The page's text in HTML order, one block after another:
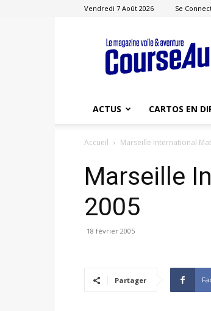
Vendredi 7 Août 2026 Se
au
Large
ACTUS CARTOS EN
Accueil Marseille International
Marseille
2005
18 février 2005
Partager